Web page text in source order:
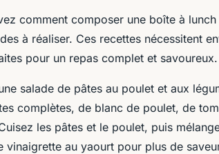
comment composer une boîte à
à réaliser. Ces recettes nécessitent
pour un repas complet et savoureux.
salade de pâtes au poulet et aux
complètes, de blanc de poulet, de
les pâtes et le poulet, puis
vinaigrette au yaourt pour plus de